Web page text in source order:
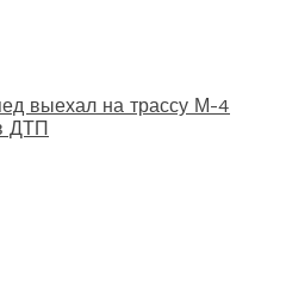
выехал на трассу М-4
ДТП